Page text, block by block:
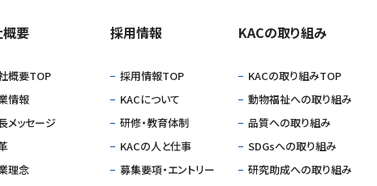
要
概要TOP
情報
メッセージ
理念
採⽤情報
採⽤情報TOP
KACについて
研修・教育体制
KACの人と仕事
募集要項・エントリー
KACの取り組み
KACの取り組みTOP
動物福祉への取り組み
品質への取り組み
SDGsへの取り組み
研究助成への取り組み